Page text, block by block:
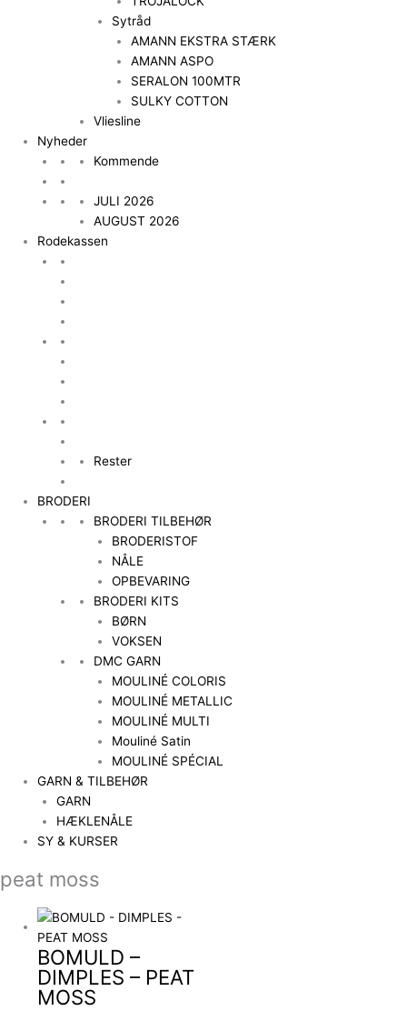
Sytråd
AMANN EKSTRA STÆRK
AMANN ASPO
SERALON 100MTR
SULKY COTTON
Vliesline
Nyheder
Kommende
JULI 2026
AUGUST 2026
Rodekassen
Rester
BRODERI
BRODERI TILBEHØR
BRODERISTOF
NÅLE
OPBEVARING
BRODERI KITS
BØRN
VOKSEN
DMC GARN
MOULINÉ COLORIS
MOULINÉ METALLIC
MOULINÉ MULTI
Mouliné Satin
MOULINÉ SPÉCIAL
GARN & TILBEHØR
GARN
HÆKLENÅLE
SY & KURSER
peat moss
BOMULD –
DIMPLES – PEAT
MOSS